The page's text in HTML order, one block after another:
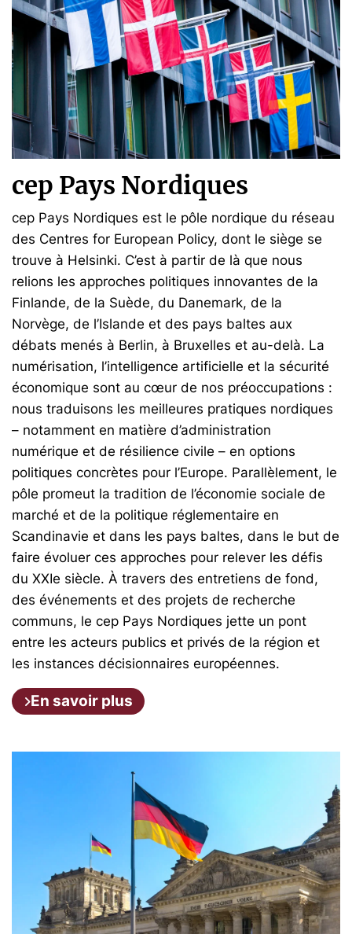
cep Pays Nordiques
cep Pays Nordiques est le pôle nordique du réseau
des Centres for European Policy, dont le siège se
trouve à Helsinki. C’est à partir de là que nous
relions les approches politiques innovantes de la
Finlande, de la Suède, du Danemark, de la
Norvège, de l’Islande et des pays baltes aux
débats menés à Berlin, à Bruxelles et au-delà. La
numérisation, l’intelligence artificielle et la sécurité
économique sont au cœur de nos préoccupations :
nous traduisons les meilleures pratiques nordiques
– notamment en matière d’administration
numérique et de résilience civile – en options
politiques concrètes pour l’Europe. Parallèlement, le
pôle promeut la tradition de l’économie sociale de
marché et de la politique réglementaire en
Scandinavie et dans les pays baltes, dans le but de
faire évoluer ces approches pour relever les défis
du XXIe siècle. À travers des entretiens de fond,
des événements et des projets de recherche
communs, le cep Pays Nordiques jette un pont
entre les acteurs publics et privés de la région et
les instances décisionnaires européennes.
En savoir plus